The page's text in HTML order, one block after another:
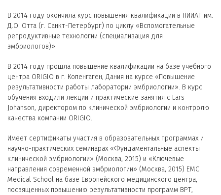
В 2014 году окончила курс повышения квалификации в НИИАГ им.
Д.О. Отта (г. Санкт-Петербург) по циклу «Вспомогательные
репродуктивные технологии (специализация для
эмбриологов)».
В 2014 году прошла повышение квалификации на базе учебного
центра ORIGIO в г. Копенгаген, Дания на курсе «Повышение
результативности работы лаборатории эмбриологии». В курс
обучения входили лекции и практические занятия с Lars
Johanson, директором по клинической эмбриологии и контролю
качества компании ORIGIO.
Имеет сертификаты участия в образовательных программах и
научно-практических семинарах «Фундаментальные аспекты
клинической эмбриологии» (Москва, 2015) и «Ключевые
направления современной эмбриологии» (Москва, 2015) EMC
Medical School на базе Европейского медицинского центра,
посвященных повышению результативности программ ВРТ,